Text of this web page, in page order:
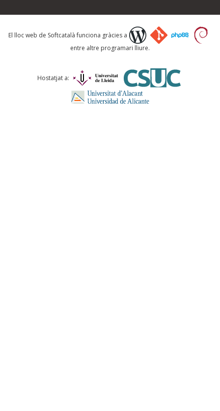
Què proposeu?
Comentari *
El lloc web de Softcatalà funciona gràcies a
entre altre programari lliure.
Hostatjat a: